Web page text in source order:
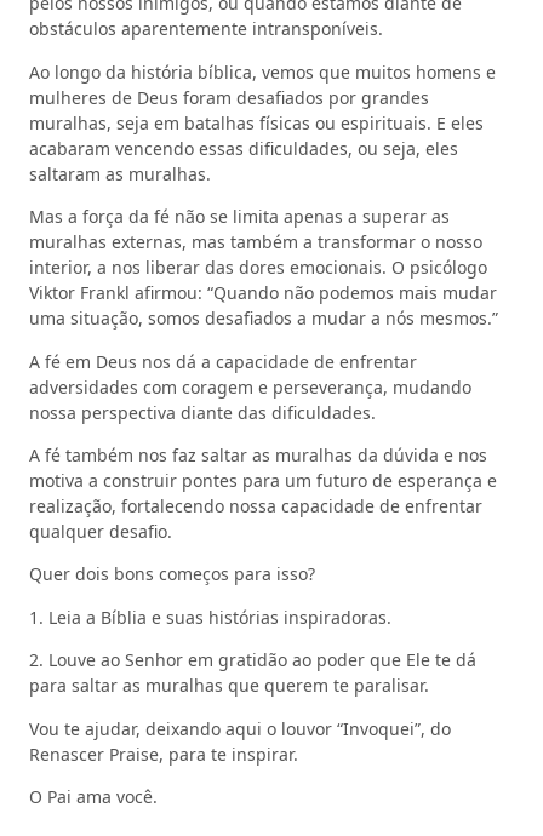
obstáculos aparentemente intransponíveis.
Ao longo da história bíblica, vemos que muitos homens e
mulheres de Deus foram desafiados por grandes
muralhas, seja em batalhas físicas ou espirituais. E eles
acabaram vencendo essas dificuldades, ou seja, eles
saltaram as muralhas.
Mas a força da fé não se limita apenas a superar as
muralhas externas, mas também a transformar o nosso
interior, a nos liberar das dores emocionais. O psicólogo
Viktor Frankl afirmou: “Quando não podemos mais mudar
uma situação, somos desafiados a mudar a nós mesmos.”
A fé em Deus nos dá a capacidade de enfrentar
adversidades com coragem e perseverança, mudando
nossa perspectiva diante das dificuldades.
A fé também nos faz saltar as muralhas da dúvida e nos
motiva a construir pontes para um futuro de esperança e
realização, fortalecendo nossa capacidade de enfrentar
qualquer desafio.
Quer dois bons começos para isso?
1. Leia a Bíblia e suas histórias inspiradoras.
2. Louve ao Senhor em gratidão ao poder que Ele te dá
para saltar as muralhas que querem te paralisar.
Vou te ajudar, deixando aqui o louvor “Invoquei”, do
Renascer Praise, para te inspirar.
O Pai ama você.